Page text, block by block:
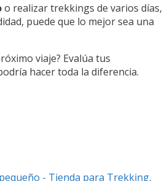
o realizar trekkings de varios días,
puede que lo mejor sea una
viaje? Evalúa tus
hacer toda la diferencia.
- Tienda para Trekking,